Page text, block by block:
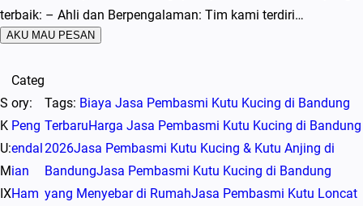
terbaik: – Ahli dan Berpengalaman: Tim kami terdiri…
AKU MAU PESAN
S
K
U:
M
IX
Categ
ory:
Peng
endal
ian
Ham
Tags: Biaya Jasa Pembasmi Kutu Kucing di Bandung
TerbaruHarga Jasa Pembasmi Kutu Kucing di Bandung
2026Jasa Pembasmi Kutu Kucing & Kutu Anjing di
BandungJasa Pembasmi Kutu Kucing di Bandung
yang Menyebar di RumahJasa Pembasmi Kutu Loncat